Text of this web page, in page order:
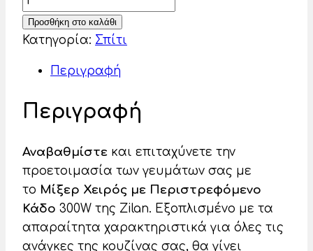
Προσθήκη στο καλάθι
Κατηγορία: Σπίτι
Περιγραφή
Περιγραφή
Αναβαθμίστε και επιταχύνετε την
προετοιμασία των γευμάτων σας με
το Μίξερ Χειρός με Περιστρεφόμενο
Κάδο 300W της Zilan. Εξοπλισμένο με τα
απαραίτητα χαρακτηριστικά για όλες τις
ανάγκες της κουζίνας σας, θα γίνει